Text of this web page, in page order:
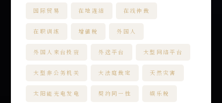
国际贸易 在地连结 在线仲裁
在职训练 增值税 外国人
外国人来台投资 外送平台 大型网络平台
大型非公务机关 大法庭裁定 天然灾害
太阳能光电发电 契约同一性 娱乐税